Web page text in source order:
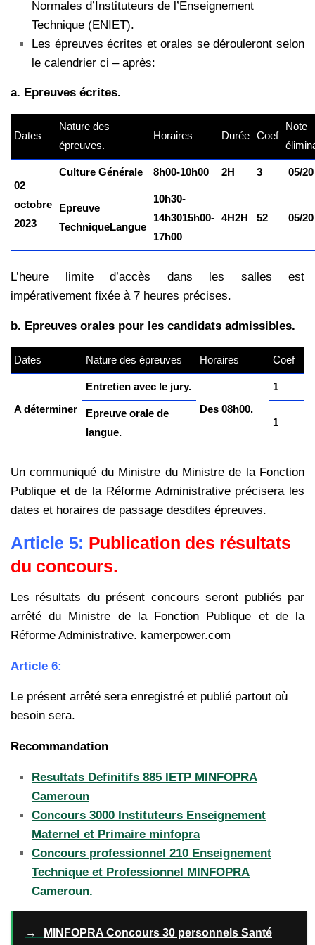
Normales d’Instituteurs de l’Enseignement
Technique (ENIET).
Les épreuves écrites et orales se dérouleront selon
le calendrier ci – après:
a. Epreuves écrites.
Dates
Nature des
épreuves.
Horaires Durée Coef
Note
02
octobre
2023
Culture Générale 8h00-10h00 2H 3 05/20
Epreuve
TechniqueLangue
10h30-
14h3015h00-
17h00
4H2H 52 05/20
L’heure limite d’accès dans les salles est
impérativement fixée à 7 heures précises.
b. Epreuves orales pour les candidats admissibles.
Dates Nature des épreuves Horaires Coef
A déterminer
Entretien avec le jury.
Des 08h00.
1
Epreuve orale de
langue.
1
Un communiqué du Ministre du Ministre de la Fonction
Publique et de la Réforme Administrative précisera les
dates et horaires de passage desdites épreuves.
Article 5: Publication des résultats
du concours.
Les résultats du présent concours seront publiés par
arrêté du Ministre de la Fonction Publique et de la
Réforme Administrative. kamerpower.com
Article 6:
Le présent arrêté sera enregistré et publié partout où
besoin sera.
Recommandation
Resultats Definitifs 885 IETP MINFOPRA
Cameroun
Concours 3000 Instituteurs Enseignement
Maternel et Primaire minfopra
Concours professionnel 210 Enseignement
Technique et Professionnel MINFOPRA
Cameroun.
→
MINFOPRA Concours 30 personnels Santé